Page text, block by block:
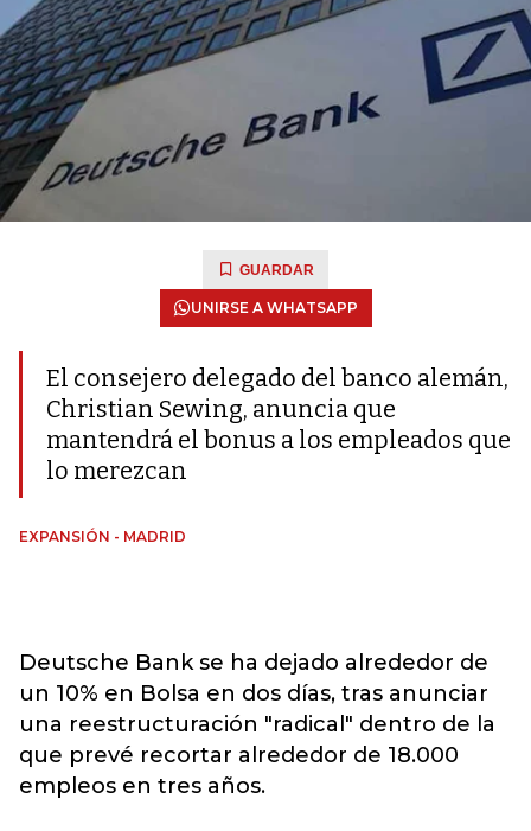
GUARDAR
UNIRSE A WHATSAPP
El consejero delegado del banco alemán,
Christian Sewing, anuncia que
mantendrá el bonus a los empleados que
lo merezcan
EXPANSIÓN - MADRID
Deutsche Bank se ha dejado alrededor de
un 10% en Bolsa en dos días, tras anunciar
una reestructuración "radical" dentro de la
que prevé recortar alrededor de 18.000
empleos en tres años.